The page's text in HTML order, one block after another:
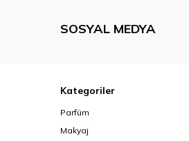
SOSYAL MEDYA
Kategoriler
Parfüm
Makyaj